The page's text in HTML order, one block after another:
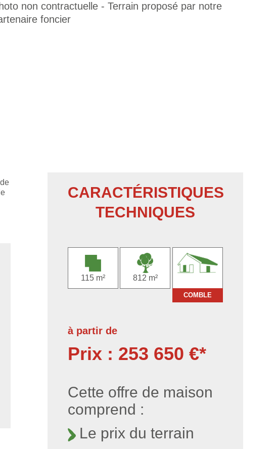
non contractuelle - Terrain proposé par notre
foncier
CARACTÉRISTIQUES
TECHNIQUES
115 m² 812 m²
COMBLE
à partir de
Prix : 253 650 €*
Cette offre de maison
comprend :
Le prix du terrain